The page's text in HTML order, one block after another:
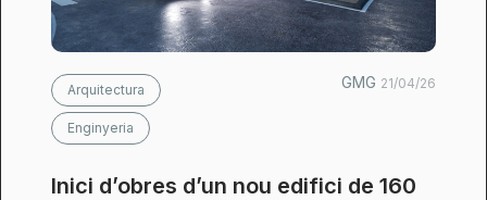
Arquitectura
Enginyeria
GMG 21/04/26
Inici d’obres d’un nou edifici de 160